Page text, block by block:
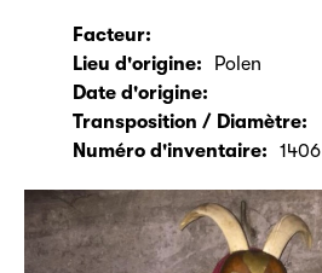
Facteur:
Lieu d'origine:
Polen
Date d'origine:
Transposition / Diamètre:
Numéro d'inventaire:
1406